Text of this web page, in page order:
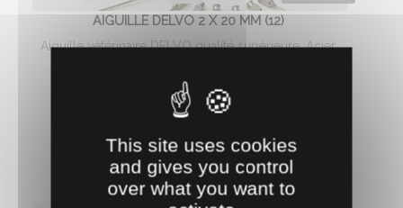
AIGUILLE DELVO 2 X 20 MM (12)
Aiguille vétérinaire DELVO qualité supérieure. Acier
27.39 € HT
AJOUTER AU PANIER
This site uses cookies
and gives you control
over what you want to